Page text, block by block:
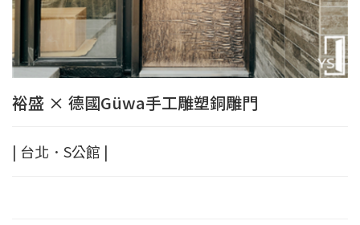
裕盛 × 德國Güwa手工雕塑銅雕門
| 台北．S公館 |